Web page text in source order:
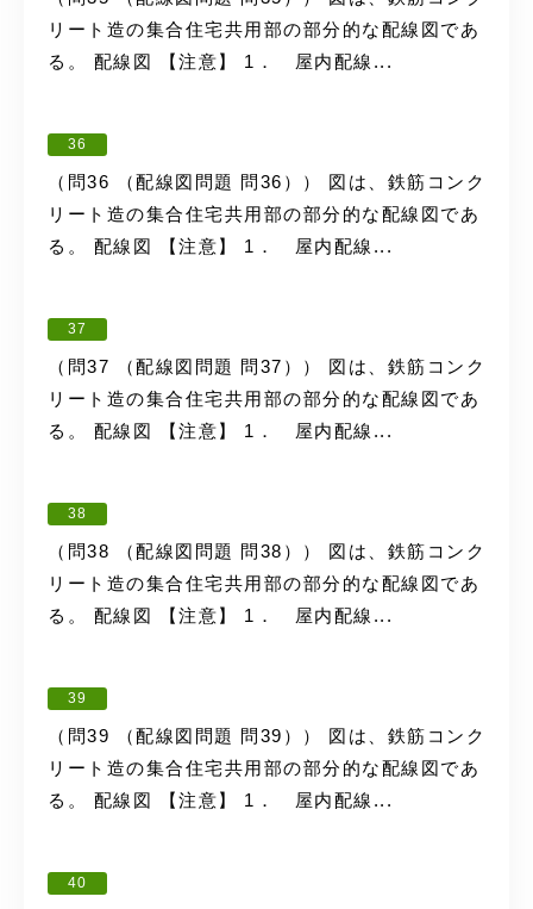
リート造の集合住宅共用部の部分的な配線図であ
る。 配線図 【注意】 1． 屋内配線...
36
（問36 （配線図問題 問36）） 図は、鉄筋コンク
リート造の集合住宅共用部の部分的な配線図であ
る。 配線図 【注意】 1． 屋内配線...
37
（問37 （配線図問題 問37）） 図は、鉄筋コンク
リート造の集合住宅共用部の部分的な配線図であ
る。 配線図 【注意】 1． 屋内配線...
38
（問38 （配線図問題 問38）） 図は、鉄筋コンク
リート造の集合住宅共用部の部分的な配線図であ
る。 配線図 【注意】 1． 屋内配線...
39
（問39 （配線図問題 問39）） 図は、鉄筋コンク
リート造の集合住宅共用部の部分的な配線図であ
る。 配線図 【注意】 1． 屋内配線...
40